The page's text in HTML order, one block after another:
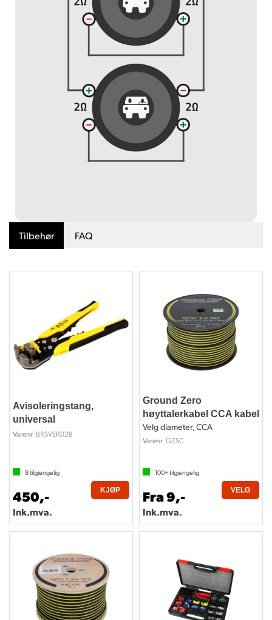
Tilbehør FAQ
Avisoleringstang,
universal
Varenr BRSVER028
8tilgjengelig
450,-
Ink.mva.
KJØP
Ground Zero
høyttalerkabel CCA kabel
Velg diameter, CCA
Varenr GZSC
100+tilgjengelig
Fra 9,-
Ink.mva.
VELG